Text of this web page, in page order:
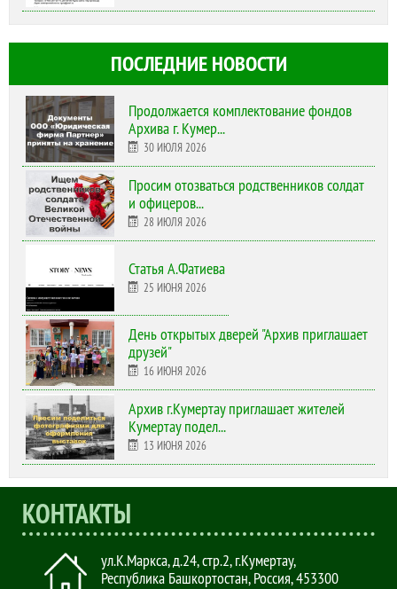
ПОСЛЕДНИЕ НОВОСТИ
Продолжается комплектование фондов
Архива г. Кумер...
30 ИЮЛЯ 2026
Просим отозваться родственников солдат
и офицеров...
28 ИЮЛЯ 2026
Статья А.Фатиева
25 ИЮНЯ 2026
День открытых дверей "Архив приглашает
друзей"
16 ИЮНЯ 2026
Архив г.Кумертау приглашает жителей
Кумертау подел...
13 ИЮНЯ 2026
КОНТАКТЫ
ул.К.Маркса, д.24, стр.2,г.Кумертау,
Республика Башкортостан, Россия,453300